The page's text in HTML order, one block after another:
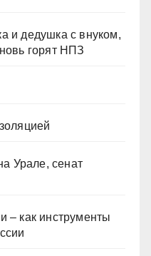
и дедушка с внуком,
горят НПЗ
Урале, сенат
– как инструменты